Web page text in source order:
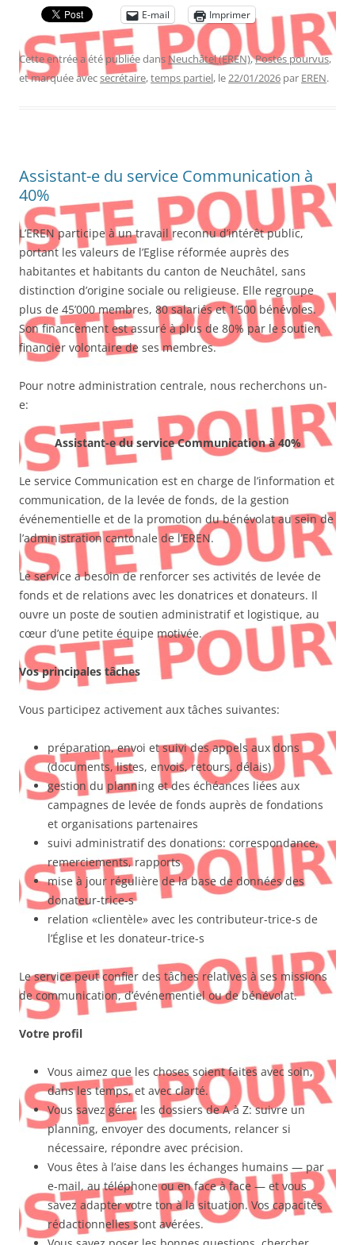
E-mail
Imprimer
Cette entrée a été publiée dans Neuchâtel (EREN),Postes pourvus,
et marquée avecsecrétaire,temps partiel, le22/01/2026 par EREN.
Assistant-e du service Communication à
40%
L’EREN participe à un travail reconnu d’intérêt public,
portant les valeurs de l’Eglise réformée auprès des
habitantes et habitants du canton de Neuchâtel, sans
distinction d’origine sociale ou religieuse. Elle regroupe
plus de 45’000 membres, 80 salariés et 1’500 bénévoles.
Son financement est assuré à plus de 80% par le soutien
financier volontaire de ses membres.
Pour notre administration centrale, nous recherchons un-
e:
Assistant-e du service Communication à 40%
Le service Communication est en charge de l’information et
communication, de la levée de fonds, de la gestion
événementielle et de la promotion du bénévolat au sein de
l’administration cantonale de l’EREN.
Le service a besoin de renforcer ses activités de levée de
fonds et de relations avec les donatrices et donateurs. Il
ouvre un poste de soutien administratif et logistique, au
cœur d’une petite équipe motivée.
Vos principales tâches
Vous participez activement aux tâches suivantes:
préparation, envoi et suivi des appels aux dons
(documents, listes, envois, retours, délais)
gestion du planning et des échéances liées aux
campagnes de levée de fonds auprès de fondations
et organisations partenaires
suivi administratif des donations: correspondance,
remerciements, rapports
mise à jour régulière de la base de données des
donateur-trice-s
relation «clientèle» avec les contributeur-trice-s de
l’Église et les donateur-trice-s
Le service peut confier des tâches relatives à ses missions
de communication, d’événementiel ou de bénévolat.
Votre profil
Vous aimez que les choses soient faites avec soin,
dans les temps, et avec clarté.
Vous savez gérer les dossiers de A à Z: suivre un
planning, envoyer des documents, relancer si
nécessaire, répondre avec précision.
Vous êtes à l’aise dans les échanges humains — par
e-mail, au téléphone ou en face à face — et vous
savez adapter votre ton à la situation. Vos capacités
rédactionnelles sont avérées.